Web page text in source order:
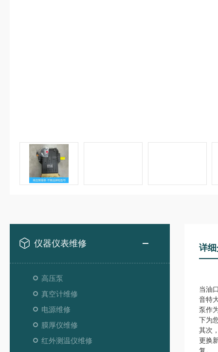
仪器仪表维修
高压泵
真空计维修
电源维修
膜厚仪维修
红外测温仪维修
详
当油
音特
泵作
下为
其次
更换